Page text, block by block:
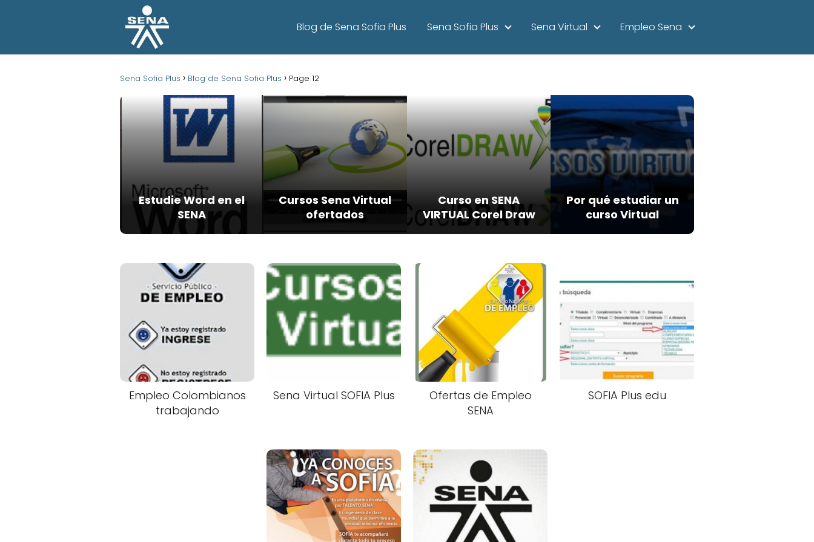
Blog de Sena Sofia Plus Sena Sofia Plus Sena Virtual Empleo Sena
Sena Sofia Plus Blog de Sena Sofia Plus Page 12
Estudie Word en el
SENA
Cursos Sena Virtual
ofertados
Curso en SENA
VIRTUAL Corel Draw
Por qué estudiar un
curso Virtual
Empleo Colombianos
trabajando
Sena Virtual SOFIA Plus
Ofertas de Empleo
SENA
SOFIA Plus edu